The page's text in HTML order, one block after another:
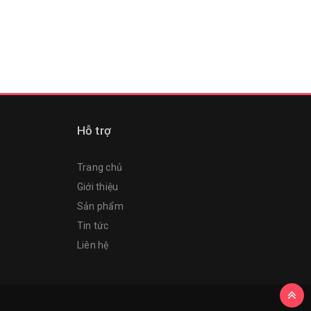
Hỗ trợ
Trang chủ
Giới thiệu
Sản phẩm
Tin tức
Liên hệ